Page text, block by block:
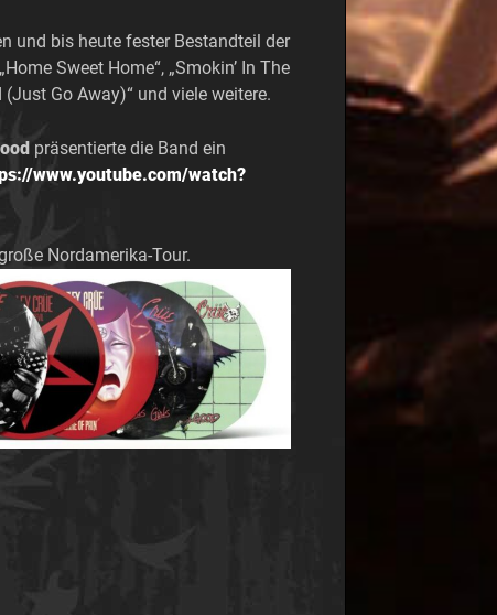
und bis heute fester Bestandteil der
Sweet Home“, „Smokin’ In The
(Just Go Away)“ und viele weitere.
präsentierte die Band ein
www.youtube.com/watch?
Nordamerika-Tour.